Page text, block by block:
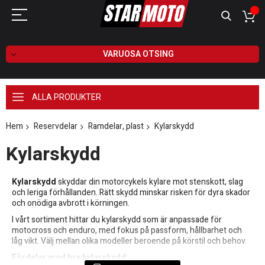
VARUOSA OTSING
ALLA PRODUKTER
Hem Reservdelar Ramdelar, plast Kylarskydd
Kylarskydd
Kylarskyddskyddar din motorcykels kylare mot stenskott, slag
och leriga förhållanden. Rätt skydd minskar risken för dyra skador
och onödiga avbrott i körningen.
I vårt sortiment hittar du kylarskydd som är anpassade för
motocross och enduro, med fokus på passform, hållbarhet och
låg vikt. Välj mellan olika modeller beroende på körstil och behov.
Fördelar med bra kylarskydd: